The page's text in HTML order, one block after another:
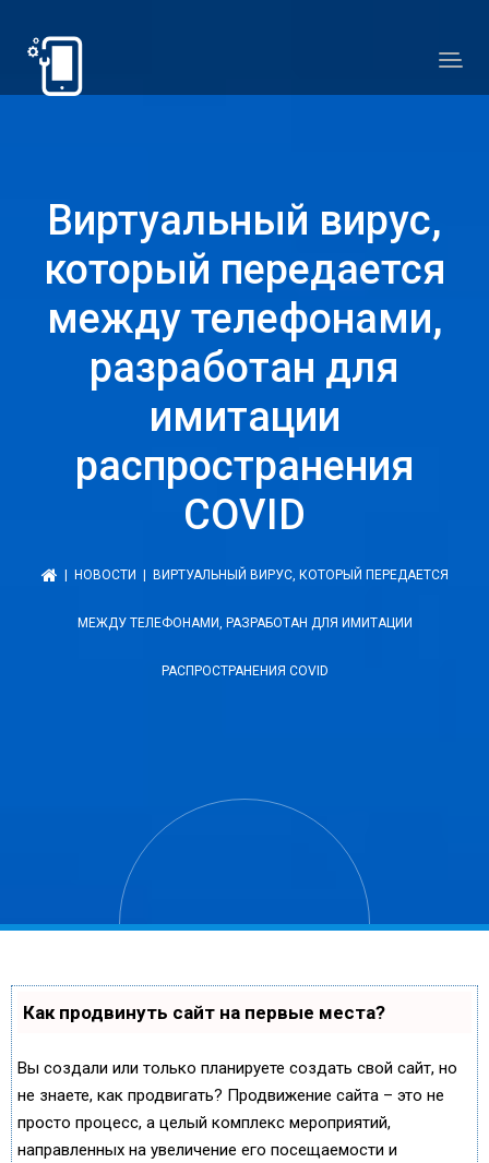
Виртуальный вирус,
который передается
между телефонами,
разработан для
имитации
распространения
COVID
НОВОСТИ | ВИРТУАЛЬНЫЙ ВИРУС, КОТОРЫЙ ПЕРЕДАЕТСЯ
МЕЖДУ ТЕЛЕФОНАМИ, РАЗРАБОТАН ДЛЯ ИМИТАЦИИ
РАСПРОСТРАНЕНИЯ COVID
Как продвинуть сайт на первые места?
Вы создали или только планируете создать свой сайт, но
не знаете, как продвигать? Продвижение сайта – это не
просто процесс, а целый комплекс мероприятий,
направленных на увеличение его посещаемости и